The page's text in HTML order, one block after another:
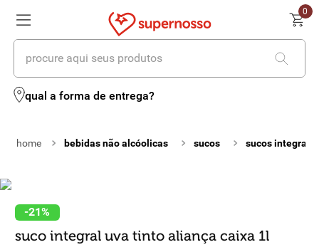
0
procure aqui seus produtos
qual a forma de entrega?
bebidas não alcóolicas sucos sucos integrais
-21%
suco integral uva tinto aliança caixa 1l
termos mais buscados
2º leite
4º iogurte
5º vinhos